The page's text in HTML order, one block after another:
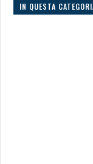
IN QUESTA